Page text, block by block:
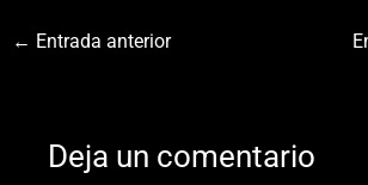
← Entrada anterior
Deja un comentario